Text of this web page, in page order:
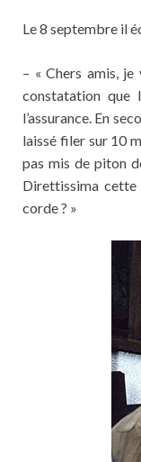
Le 8 septembre il
– « Chers amis,
constatation que
l’assurance. En
laissé filer sur 10
pas mis de piton
Direttissima cette
corde ? »